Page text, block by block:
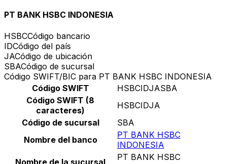
PT BANK HSBC INDONESIA
HSBCCódigo bancario
IDCódigo del país
JACódigo de ubicación
SBACódigo de sucursal
Código SWIFT/BIC para PT BANK HSBC INDONESIA
Código SWIFT
HSBCIDJASBA
Código SWIFT (8
caracteres)
HSBCIDJA
Código de sucursal
SBA
Nombre del banco
PT BANK HSBC
INDONESIA
Nombre de la sucursal
PT BANK HSBC